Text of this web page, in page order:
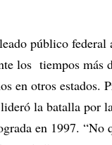
público federal
los tiempos más
en otros estados.
la batalla por
en 1997. “No